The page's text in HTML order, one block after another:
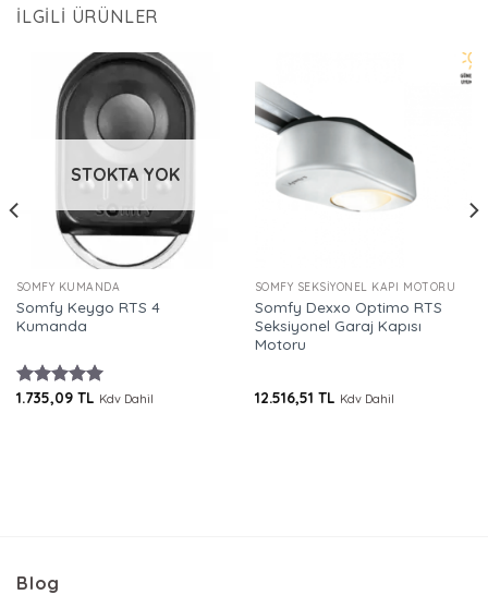
İLGILI ÜRÜNLER
STOKTA YOK
SOMFY KUMANDA
Somfy Keygo RTS 4
Kumanda
5 üzerinden
1.735,09 TL Kdv Dahil
SOMFY SEKSIYONEL KAPI MOTORU
Somfy Dexxo Optimo RTS
Seksiyonel Garaj Kapısı
Motoru
12.516,51 TL Kdv Dahil
Blog